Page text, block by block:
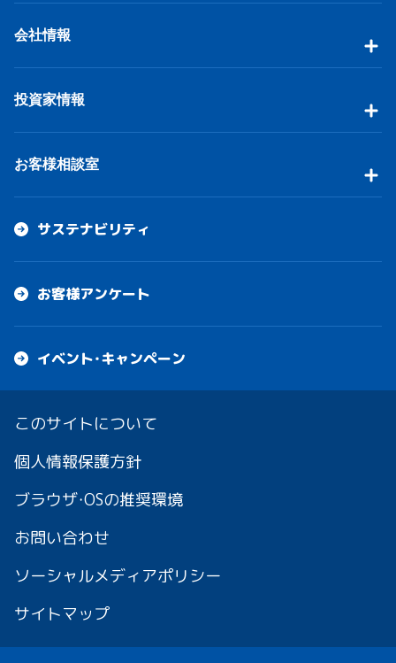
会社情報
投資家情報
お客様相談室
サステナビリティ
お客様アンケート
イベント・キャンペーン
このサイトについて
個人情報保護方針
ブラウザ・OSの推奨環境
お問い合わせ
ソーシャルメディアポリシー
サイトマップ